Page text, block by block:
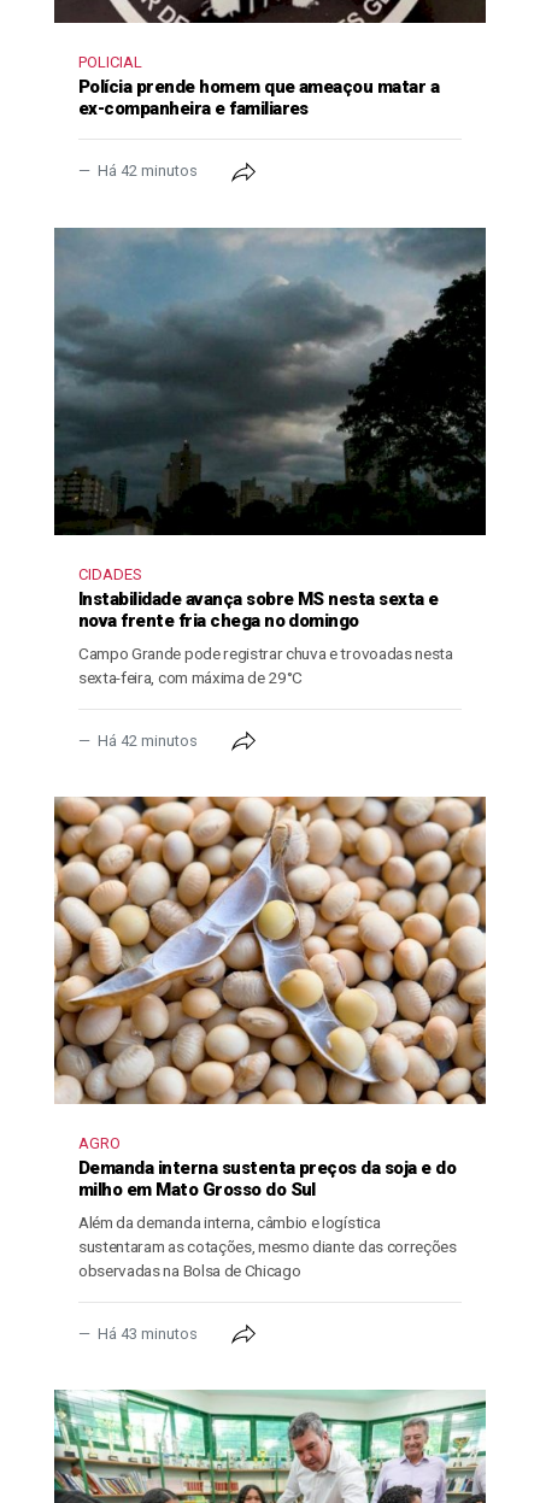
POLICIAL
Polícia prende homem que ameaçou matar a
ex-companheira e familiares
Há 42 minutos
CIDADES
Instabilidade avança sobre MS nesta sexta e
nova frente fria chega no domingo
Campo Grande pode registrar chuva e trovoadas nesta
sexta-feira, com máxima de 29°C
Há 42 minutos
AGRO
Demanda interna sustenta preços da soja e do
milho em Mato Grosso do Sul
Além da demanda interna, câmbio e logística
sustentaram as cotações, mesmo diante das correções
observadas na Bolsa de Chicago
Há 43 minutos